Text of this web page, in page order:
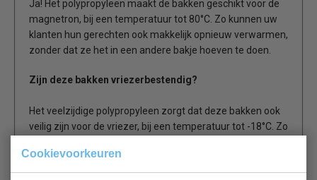
Cookievoorkeuren
Ja! Het polypropyleen maakt de bakken geschikt voor de
magnetron, bij een temperatuur tot 80°C. Zo kunnen uw
klanten hun gerechten ook makkelijk opnieuw verwarmen,
zonder dat ze het in een andere bakje hoeven te doen.
Zijn deze bakken vriezerbestendig?
Het veelzijdige polypropyleen zorgt dat deze bakken ook
veilig zijn voor de vriezer, bij een temperatuur tot -18°C. Zo
bewaren.